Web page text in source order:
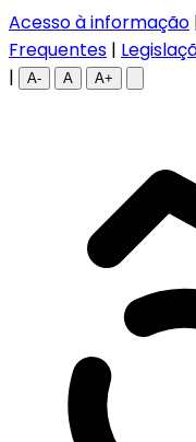
Acesso à informação
Frequentes |
|
A- A A+